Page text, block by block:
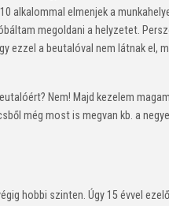
alkalommal elmenjek a
megoldani a helyzetet.
a beutalóval nem látnak el,
Nem! Majd kezelem
még most is megvan kb. a
hobbi szinten. Úgy 15 évvel